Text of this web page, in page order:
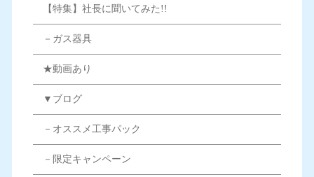
【特集】社長に聞いてみた!!
－ガス器具
★動画あり
▼ブログ
－オススメ工事パック
－限定キャンペーン